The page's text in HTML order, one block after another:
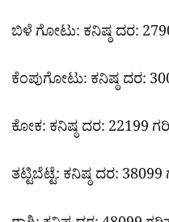
ಬಿಳೆ ಗೋಟು: ಕನಿಷ್ಠ ದರ:
ಕೆಂಪುಗೋಟು: ಕನಿಷ್ಠ ದರ:
ಕೋಕ: ಕನಿಷ್ಠ ದರ: 22199
ತಟ್ಟಿಬೆಟ್ಟೆ: ಕನಿಷ್ಠ ದರ: